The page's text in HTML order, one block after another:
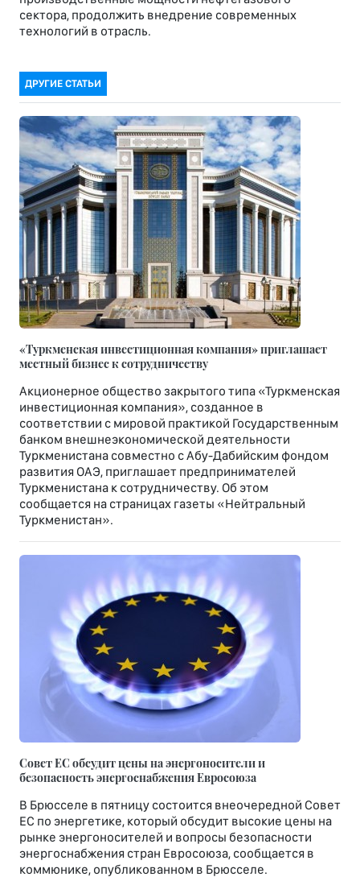
сектора, продолжить внедрение современных
технологий в отрасль.
ДРУГИЕ СТАТЬИ
«Туркменская инвестиционная компания» приглашает
местный бизнес к сотрудничеству
Акционерное общество закрытого типа «Туркменская
инвестиционная компания», созданное в
соответствии с мировой практикой Государственным
банком внешнеэкономической деятельности
Туркменистана совместно с Абу-Дабийским фондом
развития ОАЭ, приглашает предпринимателей
Туркменистана к сотрудничеству. Об этом
сообщается на страницах газеты «Нейтральный
Туркменистан».
Совет ЕС обсудит цены на энергоносители и
безопасность энергоснабжения Евросоюза
В Брюсселе в пятницу состоится внеочередной Совет
ЕС по энергетике, который обсудит высокие цены на
рынке энергоносителей и вопросы безопасности
энергоснабжения стран Евросоюза, сообщается в
коммюнике, опубликованном в Брюсселе.